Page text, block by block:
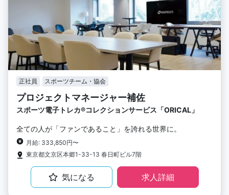
正社員 スポーツチーム・協会
プロジェクトマネージャー補佐
スポーツ電子トレカ®︎コレクションサービス「ORICAL」
全ての人が「ファンであること」を誇れる世界に。
月給: 333,850円〜
東京都文京区本郷1-33-13 春日町ビル7階
気になる 求人詳細